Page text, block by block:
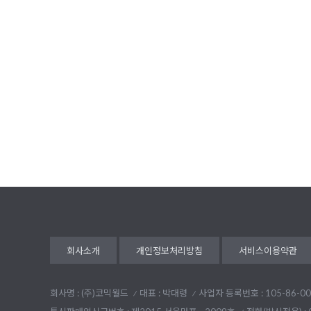
회사소개 개인정보처리방침 서비스이용약관
회사명 : (주)코믹월드 대표 : 박대령
사업자 등록번호 : 105-86-